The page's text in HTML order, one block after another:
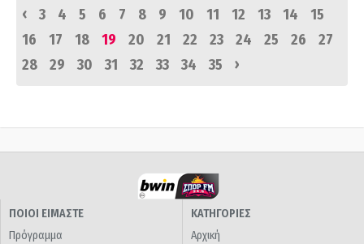
‹
3 4 5 6 7 8 9 10 11 12 13 14
15
16
17 18 19 20 21 22 23 24 25 26
27
28
29 30 31 32 33 34 35 ›
ΠΟΙΟΙ ΕΙΜΑΣΤΕ
Πρόγραμμα
ΚΑΤΗΓΟΡΙΕΣ
Αρχική